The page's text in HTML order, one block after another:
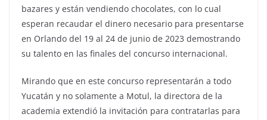
bazares y están vendiendo chocolates, con lo cual
esperan recaudar el dinero necesario para presentarse
en Orlando del 19 al 24 de junio de 2023 demostrando
su talento en las finales del concurso internacional.
Mirando que en este concurso representarán a todo
Yucatán y no solamente a Motul, la directora de la
academia extendió la invitación para contratarlas para